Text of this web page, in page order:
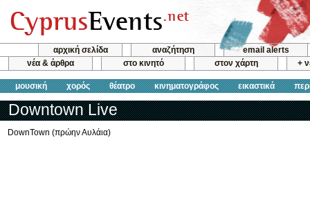
αρχική σελίδα αναζήτηση
email alerts
νέα & άρθρα
στο κινητό στον χάρτη +
μουσική χορός θέατρο κινηματογράφος εικαστικά
Downtown Live
DownTown (πρώην Αυλάια)